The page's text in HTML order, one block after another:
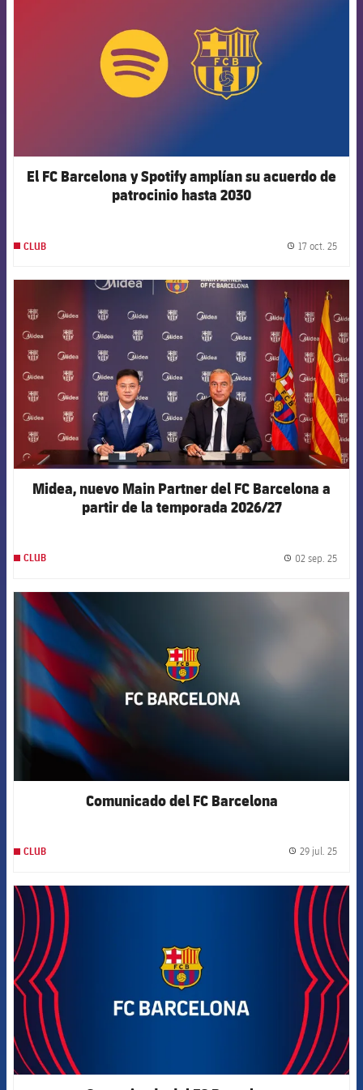
El FC Barcelona y Spotify amplían su acuerdo de
patrocinio hasta 2030
CLUB 17 oct. 25
FCB Barcelona badge
Midea, nuevo Main Partner del FC Barcelona a
partir de la temporada 2026/27
CLUB 02 sep. 25
Comunicado del FC Barcelona
CLUB 29 jul. 25